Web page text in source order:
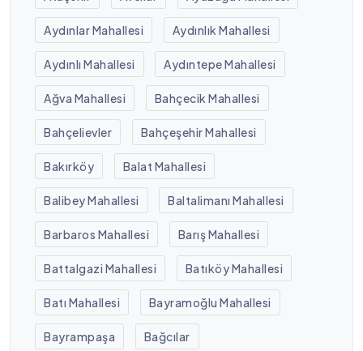
Aydınlar Mahallesi Aydınlık Mahallesi
Aydınlı Mahallesi Aydıntepe Mahallesi
Ağva Mahallesi Bahçecik Mahallesi
Bahçelievler Bahçeşehir Mahallesi
Bakırköy Balat Mahallesi
Balibey Mahallesi Baltalimanı Mahallesi
Barbaros Mahallesi Barış Mahallesi
Battalgazi Mahallesi Batıköy Mahallesi
Batı Mahallesi Bayramoğlu Mahallesi
Bayrampaşa Bağcılar